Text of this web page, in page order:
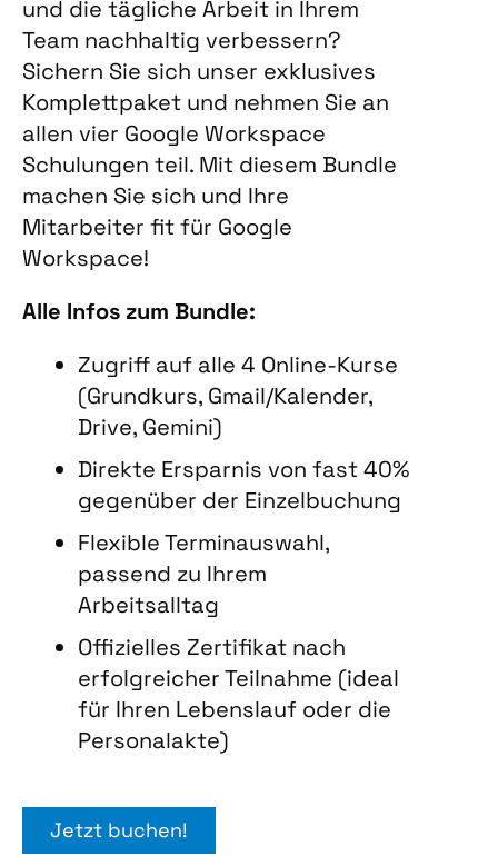
und die tägliche Arbeit in Ihrem
Team nachhaltig verbessern?
Sichern Sie sich unser exklusives
Komplettpaket und nehmen Sie an
allen vier Google Workspace
Schulungen teil. Mit diesem Bundle
machen Sie sich und Ihre
Mitarbeiter fit für Google
Workspace!
Alle Infos zum Bundle:
Zugriff auf alle 4 Online-Kurse
(Grundkurs, Gmail/Kalender,
Drive, Gemini)
Direkte Ersparnis von fast 40%
gegenüber der Einzelbuchung
Flexible Terminauswahl,
passend zu Ihrem
Arbeitsalltag
Offizielles Zertifikat nach
erfolgreicher Teilnahme (ideal
für Ihren Lebenslauf oder die
Personalakte)
Jetzt buchen!